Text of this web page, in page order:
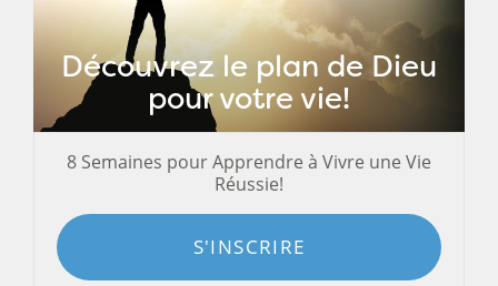
Découvrez le plan de Dieu
pour votre vie!
8 Semaines pour Apprendre à Vivre une Vie
Réussie!
S'INSCRIRE